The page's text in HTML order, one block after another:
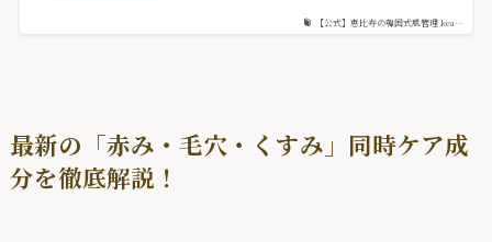
【公式】恵比寿の韓国式肌管理 kea…
最新の「赤み・毛穴・くすみ」同時ケア成
分を徹底解説！